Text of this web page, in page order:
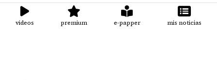
videos premium e-papper mis noticias